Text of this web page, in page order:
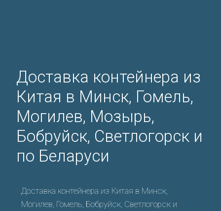
Доставка контейнера из
Китая в Минск, Гомель,
Могилев, Мозырь,
Бобруйск, Светлогорск и
по Беларуси
Доставка контейнера из Китая в Минск,
Могилев, Гомель, Бобруйск, Светлогорск и